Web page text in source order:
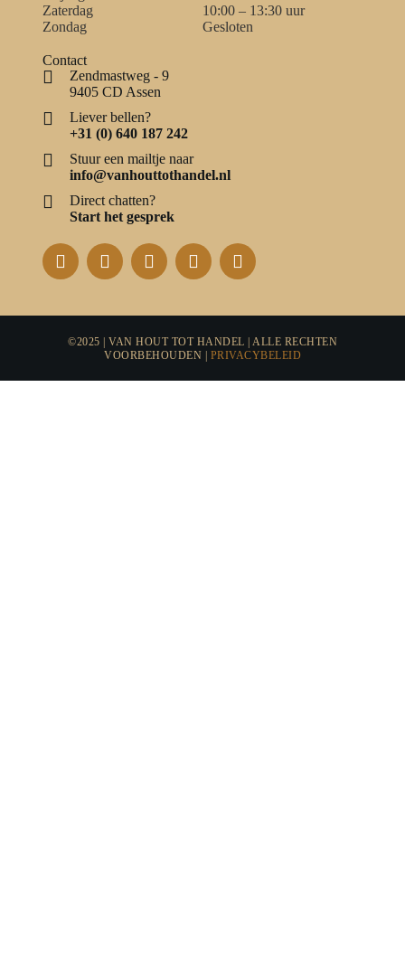
Zaterdag
Zondag
10:00 – 13:30 uur
Gesloten
Contact
Zendmastweg - 9
9405 CD Assen
Liever bellen?
+31 (0) 640 187 242
Stuur een mailtje naar
info@vanhouttothandel.nl
Direct chatten?
Start het gesprek
©2025 | VAN HOUT TOT HANDEL | ALLE RECHTEN
VOORBEHOUDEN | PRIVACYBELEID